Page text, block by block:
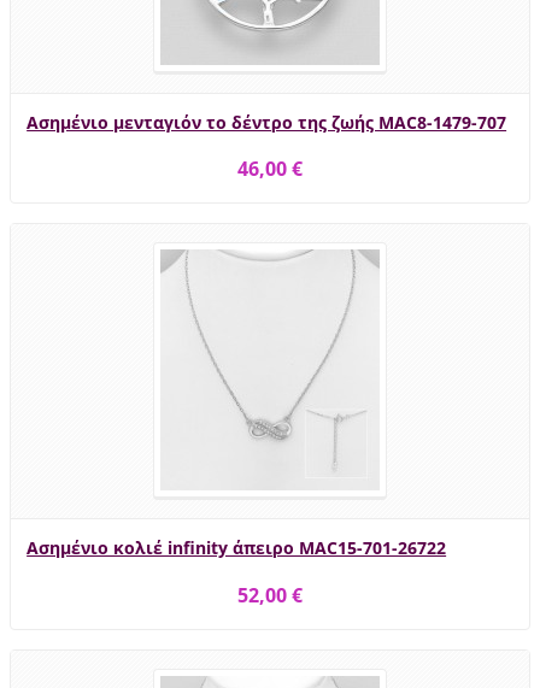
Ασημένιο μενταγιόν το δέντρο της ζωής MAC8-1479-707
46,00 €
Ασημένιο κολιέ infinity άπειρο MAC15-701-26722
52,00 €